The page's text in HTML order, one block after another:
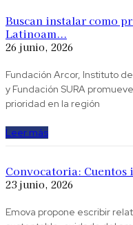
Buscan instalar como
Latinoam...
26 junio, 2026
Fundación Arcor, Instituto
y Fundación SURA
prioridad en la región
Leer más
Convocatoria: Cuentos
23 junio, 2026
Emova propone escribir